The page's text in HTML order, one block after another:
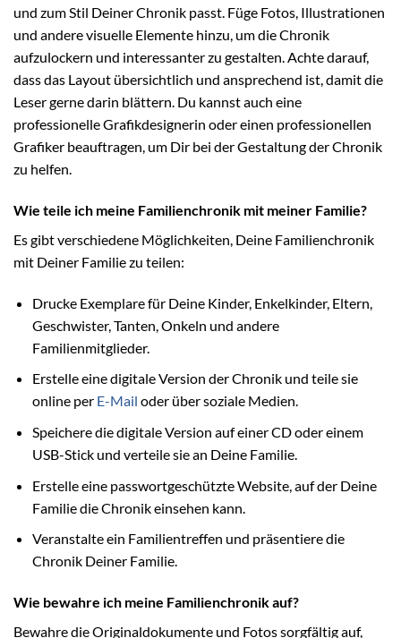
und zum Stil Deiner Chronik passt. Füge Fotos, Illustrationen
und andere visuelle Elemente hinzu, um die Chronik
aufzulockern und interessanter zu gestalten. Achte darauf,
dass das Layout übersichtlich und ansprechend ist, damit die
Leser gerne darin blättern. Du kannst auch eine
professionelle Grafikdesignerin oder einen professionellen
Grafiker beauftragen, um Dir bei der Gestaltung der Chronik
zu helfen.
Wie teile ich meine Familienchronik mit meiner Familie?
Es gibt verschiedene Möglichkeiten, Deine Familienchronik
mit Deiner Familie zu teilen:
Drucke Exemplare für Deine Kinder, Enkelkinder, Eltern,
Geschwister, Tanten, Onkeln und andere
Familienmitglieder.
Erstelle eine digitale Version der Chronik und teile sie
online per E-Mail oder über soziale Medien.
Speichere die digitale Version auf einer CD oder einem
USB-Stick und verteile sie an Deine Familie.
Erstelle eine passwortgeschützte Website, auf der Deine
Familie die Chronik einsehen kann.
Veranstalte ein Familientreffen und präsentiere die
Chronik Deiner Familie.
Wie bewahre ich meine Familienchronik auf?
Bewahre die Originaldokumente und Fotos sorgfältig auf,